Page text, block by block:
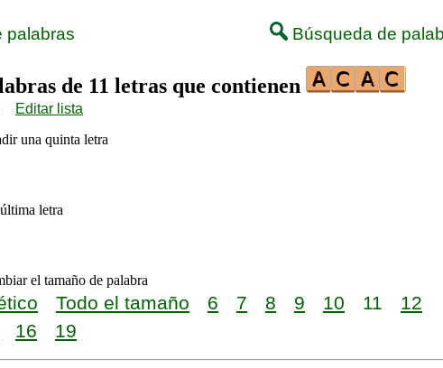
palabras Búsqueda de
de 11 letras que contienen
Editar lista
una quinta letra
letra
el tamaño de palabra
Todo el tamaño 6 7 8 9 10 11
12
16 19